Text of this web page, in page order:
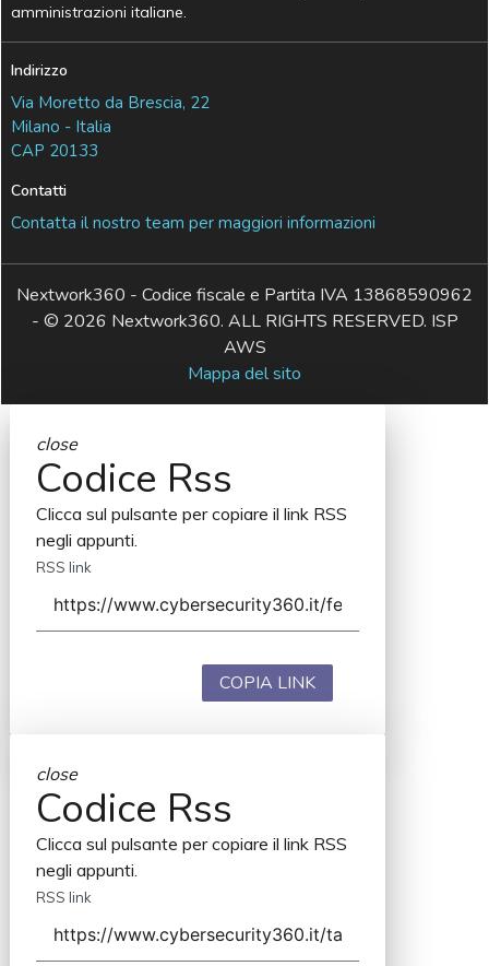
amministrazioni italiane.
Indirizzo
Via Moretto da Brescia, 22
Milano - Italia
CAP 20133
Contatti
Contatta il nostro team per maggiori informazioni
Nextwork360 - Codice fiscale e Partita IVA 13868590962
- © 2026 Nextwork360. ALL RIGHTS RESERVED. ISP
AWS
Mappa del sito
close
Codice Rss
Clicca sul pulsante per copiare il link RSS
negli appunti.
RSS link
COPIA LINK
close
Codice Rss
Clicca sul pulsante per copiare il link RSS
negli appunti.
RSS link